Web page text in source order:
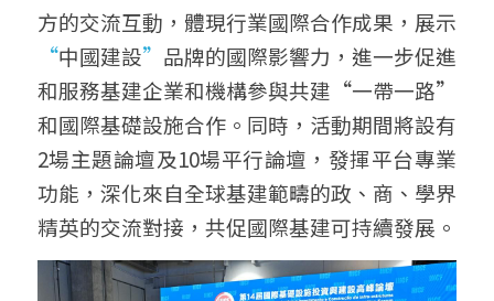
方的交流互動，體現行業國際合作成果，展示
“中國建設” 品牌的國際影響力，進一步促進
和服務基建企業和機構參與共建“一帶一路”
和國際基礎設施合作。同時，活動期間將設有
2場主題論壇及10場平行論壇，發揮平台專業
功能，深化來自全球基建範疇的政、商、學界
精英的交流對接，共促國際基建可持續發展。